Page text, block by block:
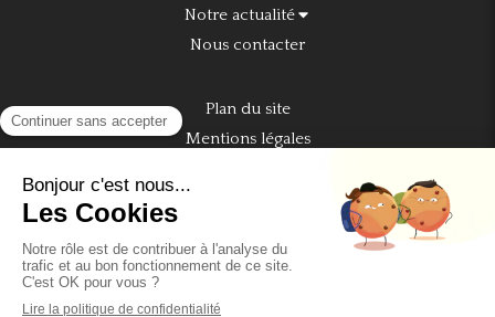
Notre actualité
Nous contacter
Plan du site
Mentions légales
Nous rejoindre sur Linkedin